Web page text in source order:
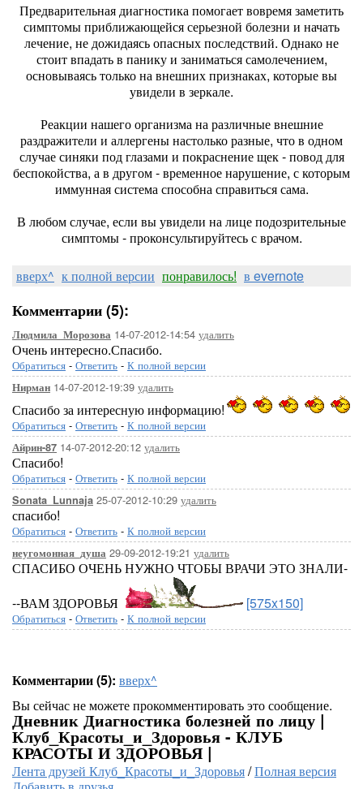
Предварительная диагностика помогает вовремя заметить
симптомы приближающейся серьезной болезни и начать
лечение, не дожидаясь опасных последствий. Однако не
стоит впадать в панику и заниматься самолечением,
основываясь только на внешних признаках, которые вы
увидели в зеркале.
Реакции нашего организма на различные внешние
раздражители и аллергены настолько разные, что в одном
случае синяки под глазами и покраснение щек - повод для
беспокойства, а в другом - временное нарушение, с которым
иммунная система способна справиться сама.
В любом случае, если вы увидели на лице подозрительные
симптомы - проконсультируйтесь с врачом.
вверх^ к полной версии понравилось! в evernote
Комментарии (5):
Людмила_Морозова 14-07-2012-14:54 удалить
Очень интересно.Спасибо.
Обратиться - Ответить - К полной версии
Нирман 14-07-2012-19:39 удалить
Спасибо за интересную информацию!
Обратиться - Ответить - К полной версии
Айрин-87 14-07-2012-20:12 удалить
Спасибо!
Обратиться - Ответить - К полной версии
Sonata_Lunnaja 25-07-2012-10:29 удалить
спасибо!
Обратиться - Ответить - К полной версии
неугомонная_душа 29-09-2012-19:21 удалить
СПАСИБО ОЧЕНЬ НУЖНО ЧТОБЫ ВРАЧИ ЭТО ЗНАЛИ-
--ВАМ ЗДОРОВЬЯ
[575x150]
Обратиться - Ответить - К полной версии
Комментарии (5): вверх^
Вы сейчас не можете прокомментировать это сообщение.
Дневник Диагностика болезней по лицу |
Клуб_Красоты_и_Здоровья - КЛУБ
КРАСОТЫ И ЗДОРОВЬЯ |
Лента друзей Клуб_Красоты_и_Здоровья/Полная версия